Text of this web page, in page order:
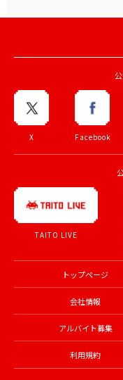
X Facebook
TAITO LIVE
トップページ
会社情報
アルバイト募集
利用規約